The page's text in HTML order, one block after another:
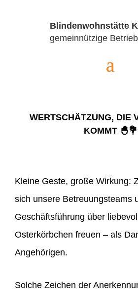
Blindenwohnstätte
gemeinnützige
WERTSCHÄTZUNG, DIE
KOMMT 🐣💐
Kleine Geste, große Wirkung:
sich unsere Betreuungsteams
Geschäftsführung über
Osterkörbchen freuen – als
Angehörigen.
Solche Zeichen der